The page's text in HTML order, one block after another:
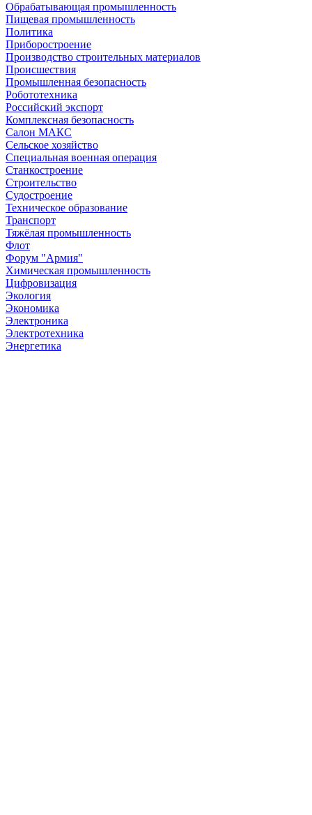
Обрабатывающая промышленность
Пищевая промышленность
Политика
Приборостроение
Производство строительных материалов
Происшествия
Промышленная безопасность
Робототехника
Российский экспорт
Комплексная безопасность
Салон МАКС
Сельское хозяйство
Специальная военная операция
Станкостроение
Строительство
Судостроение
Техническое образование
Транспорт
Тяжёлая промышленность
Флот
Форум "Армия"
Химическая промышленность
Цифровизация
Экология
Экономика
Электроника
Электротехника
Энергетика